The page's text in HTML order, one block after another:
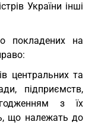
України інші
покладених на
центральних та
підприємств,
з їх
що належать до